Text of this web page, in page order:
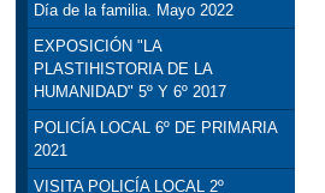
Día de la familia. Mayo 2022
EXPOSICIÓN "LA
PLASTIHISTORIA DE LA
HUMANIDAD" 5º Y 6º 2017
POLICÍA LOCAL 6º DE PRIMARIA
2021
VISITA POLICÍA LOCAL 2º